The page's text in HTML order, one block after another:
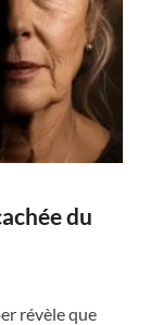
du
révèle que